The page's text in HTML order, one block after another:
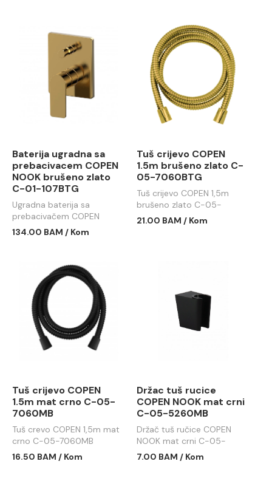
Baterija ugradna sa
prebacivacem COPEN
NOOK brušeno zlato
C-01-107BTG
Ugradna baterija sa
prebacivačem COPEN
NOOK brušeno zlato C-01-
134.00 BAM / Kom
Tuš crijevo COPEN
1.5m brušeno zlato C-
05-7060BTG
Tuš crijevo COPEN 1,5m
brušeno zlato C-05-
7060BTG
21.00 BAM / Kom
Tuš crijevo COPEN
1.5m mat crno C-05-
7060MB
Tuš crevo COPEN 1,5m mat
crno C-05-7060MB
16.50 BAM / Kom
Držac tuš rucice
COPEN NOOK mat crni
C-05-5260MB
Držač tuš ručice COPEN
NOOK mat crni C-05-
5260MB
7.00 BAM / Kom